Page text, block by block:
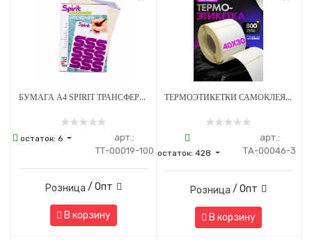
БУМАГА А4 SPIRIT ТРАНСФЕРНАЯ ДЛЯ РУЧНОГО ПЕРЕВОДА CLASSIC FREEHAND - 100 ШТ
остаток:6
арт.:
ТТ-00019-100
Розница / Опт
В корзину
ТЕРМОЭТИКЕТКИ САМОКЛЕЯЩИЕСЯ ДЛЯ ПРИНТЕРА 40*30 ММ - 800 НАКЛЕЕК/РУЛОН - 3 ШТ
остаток: 428
арт.:
ТА-00046-3
Розница / Опт
В корзину